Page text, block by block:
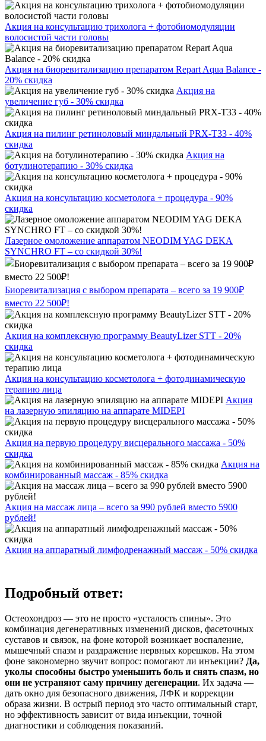
Акция на консультацию трихолога + фотобиомодуляции
волосистой части головы
Акция на биоревитализацию препаратом Repart Aqua Balance -
20% скидка
Акция на
увеличение губ - 30% скидка
Акция на пилинг ретиноловый миндальный PRX-T33 - 40%
скидка
Акция на
ботулинотерапию - 30% скидка
Акция на консультацию косметолога + процедура - 90%
скидка
Лазерное омоложение аппаратом NEODIM YAG DEKA
SYNCHRO FT – со скидкой 30%!
Биоревитализация с выбором препарата – всего за 19 900₽
вместо 22 500₽!
Акция на комплексную программу BeautyLizer STT - 20%
скидка
Акция на консультацию косметолога + фотодинамическую
терапию лица
Акция
на лазерную эпиляцию на аппарате MIDEPI
Акция на первую процедуру висцерального массажа - 50%
скидка
Акция на
комбинированный массаж - 85% скидка
Акция на массаж лица – всего за 990 рублей вместо 5900
рублей!
Акция на аппаратный лимфодренажный массаж - 50% скидка
Подробный ответ:
Остеохондроз — это не просто «усталость спины». Это
комбинация дегенеративных изменений дисков, фасеточных
суставов и связок, на фоне которой возникает воспаление,
мышечный спазм и раздражение нервных корешков. На этом
фоне закономерно звучит вопрос: помогают ли инъекции? Да,
уколы способны быстро уменьшить боль и снять спазм, но
они не устраняют саму причину дегенерации. Их задача —
дать окно для безопасного движения, ЛФК и коррекции
образа жизни. В острый период это часто оптимальный старт,
но эффективность зависит от вида инъекции, точной
диагностики и соблюдения показаний.